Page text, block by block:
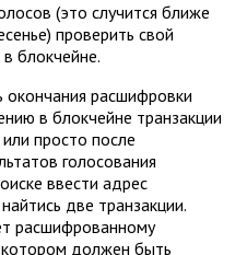
(это случится ближе
проверить свой
блокчейне.
расшифровки
в блокчейне транзакции
просто после
голосования
ввести адрес
две транзакции.
расшифрованному
должен быть